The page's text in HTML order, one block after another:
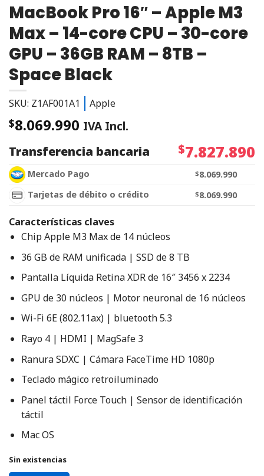
MacBook Pro 16″ – Apple M3
Max – 14-core CPU – 30-core
GPU – 36GB RAM – 8TB –
Space Black
SKU: Z1AF001A1 Apple
$8.069.990 IVA Incl.
Transferencia bancaria
$7.827.890
Mercado Pago $8.069.990
Tarjetas de débito o crédito
$8.069.990
Características claves
Chip Apple M3 Max de 14 núcleos
36 GB de RAM unificada | SSD de 8 TB
Pantalla Líquida Retina XDR de 16″ 3456 x 2234
GPU de 30 núcleos | Motor neuronal de 16 núcleos
Wi-Fi 6E (802.11ax) | bluetooth 5.3
Rayo 4 | HDMI | MagSafe 3
Ranura SDXC | Cámara FaceTime HD 1080p
Teclado mágico retroiluminado
Panel táctil Force Touch | Sensor de identificación
táctil
Mac OS
Sin existencias